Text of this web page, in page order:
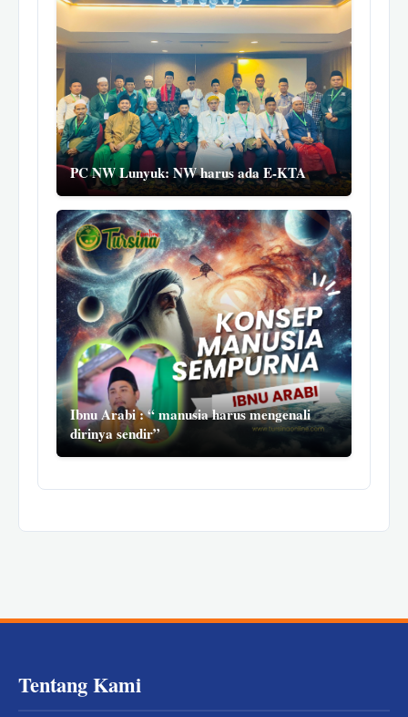
PC NW Lunyuk: NW harus ada E-KTA
Ibnu Arabi : “ manusia harus mengenali
dirinya sendir”
Tentang Kami